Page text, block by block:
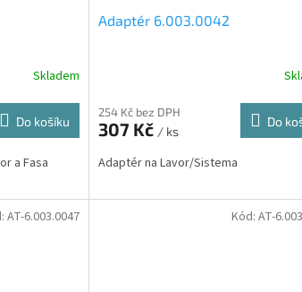
Skladem
Do košíku
a Fasa
Adaptér 6.003.0042
254 Kč bez DPH
307 Kč / ks
Do
Adaptér na Lavor/Sistema
AT-6.003.0047 Kód: AT-